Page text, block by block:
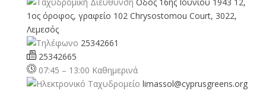
Οδός 16ης Ιουνίου 1943 12,
1ος όροφος, γραφείο 102 Chrysostomou Court, 3022,
Λεμεσός
25342661
25342665
07:45 – 13:00 Καθημερινά
limassol@cyprusgreens.org